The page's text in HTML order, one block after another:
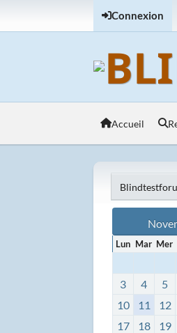
Connexion
Accueil
Lun Mar Mer
3
4 5
10
11 12
17
18 19